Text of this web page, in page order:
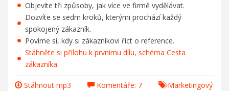
Objevíte tři způsoby, jak více ve firmě vydělávat.
Dozvíte se sedm kroků, kterými prochází každý
spokojený zákazník.
Povíme si, kdy si zákazníkovi říct o reference.
Stáhněte si přílohu k prvnímu dílu, schéma Cesta
zákazníka.
Stáhnout mp3 Komentáře: 7
Marketingový